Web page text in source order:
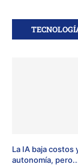
La IA baja costos
autonomía,